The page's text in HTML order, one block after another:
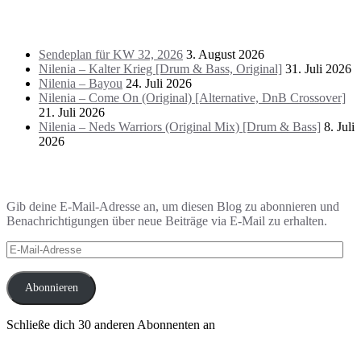
Sendeplan für KW 32, 2026 3. August 2026
Nilenia – Kalter Krieg [Drum & Bass, Original] 31. Juli 2026
Nilenia – Bayou 24. Juli 2026
Nilenia – Come On (Original) [Alternative, DnB Crossover]
21. Juli 2026
Nilenia – Neds Warriors (Original Mix) [Drum & Bass] 8. Juli
2026
Gib deine E-Mail-Adresse an, um diesen Blog zu abonnieren und
Benachrichtigungen über neue Beiträge via E-Mail zu erhalten.
E-
Mail-
Adresse
Abonnieren
Schließe dich 30 anderen Abonnenten an